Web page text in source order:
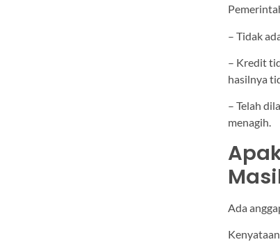
– Tidak
– Kredit
hasilnya
– Telah
menagih.
Ada